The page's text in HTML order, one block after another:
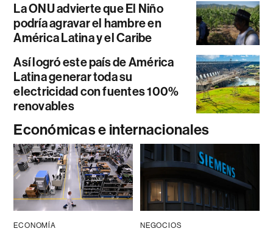
La ONU advierte que El Niño
podría agravar el hambre en
América Latina y el Caribe
Así logró este país de América
Latina generar toda su
electricidad con fuentes 100%
renovables
Económicas e internacionales
ECONOMÍA NEGOCIOS